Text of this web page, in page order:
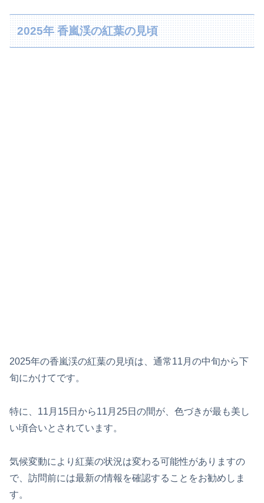
2025年 香嵐渓の紅葉の見頃
2025年の香嵐渓の紅葉の見頃は、通常11月の中旬から下
旬にかけてです。
特に、11月15日から11月25日の間が、色づきが最も美し
い頃合いとされています。
気候変動により紅葉の状況は変わる可能性がありますの
で、訪問前には最新の情報を確認することをお勧めしま
す。